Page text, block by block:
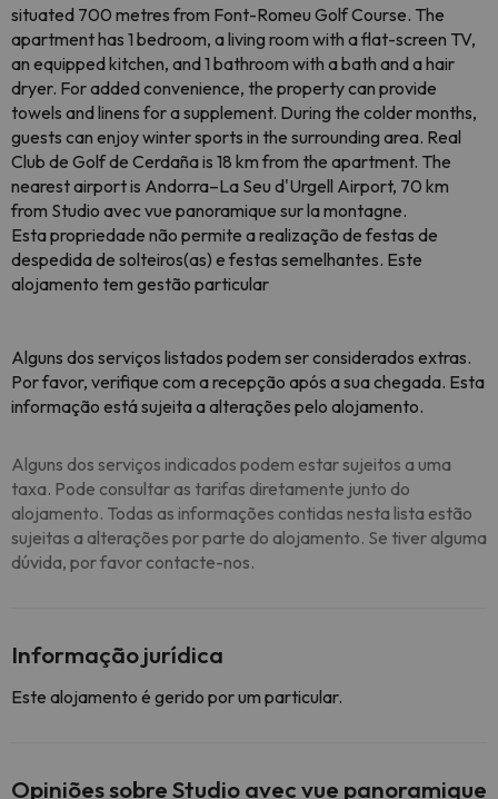
situated 700 metres from Font-Romeu Golf Course. The
apartment has 1 bedroom, a living room with a flat-screen TV,
an equipped kitchen, and 1 bathroom with a bath and a hair
dryer. For added convenience, the property can provide
towels and linens for a supplement. During the colder months,
guests can enjoy winter sports in the surrounding area. Real
Club de Golf de Cerdaña is 18 km from the apartment. The
nearest airport is Andorra–La Seu d'Urgell Airport, 70 km
from Studio avec vue panoramique sur la montagne.
Esta propriedade não permite a realização de festas de
despedida de solteiros(as) e festas semelhantes. Este
alojamento tem gestão particular
Alguns dos serviços listados podem ser considerados extras.
Por favor, verifique com a recepção após a sua chegada. Esta
informação está sujeita a alterações pelo alojamento.
Alguns dos serviços indicados podem estar sujeitos a uma
taxa. Pode consultar as tarifas diretamente junto do
alojamento. Todas as informações contidas nesta lista estão
sujeitas a alterações por parte do alojamento. Se tiver alguma
dúvida, por favor contacte-nos.
Informação jurídica
Este alojamento é gerido por um particular.
Opiniões sobre Studio avec vue panoramique